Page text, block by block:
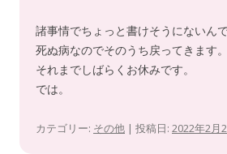
諸事情でちょっと書けそうにないん
死ぬ病なのでそのうち戻ってきます。
それまでしばらくお休みです。
では。
カテゴリー: その他 | 投稿日: 2022年2月